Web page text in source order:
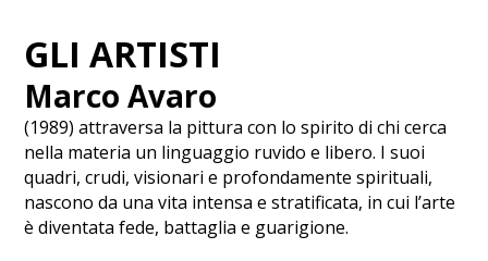
GLI ARTISTI
Marco Avaro
(1989) attraversa la pittura con lo spirito di chi cerca
nella materia un linguaggio ruvido e libero. I suoi
quadri, crudi, visionari e profondamente spirituali,
nascono da una vita intensa e stratificata, in cui l’arte
è diventata fede, battaglia e guarigione.